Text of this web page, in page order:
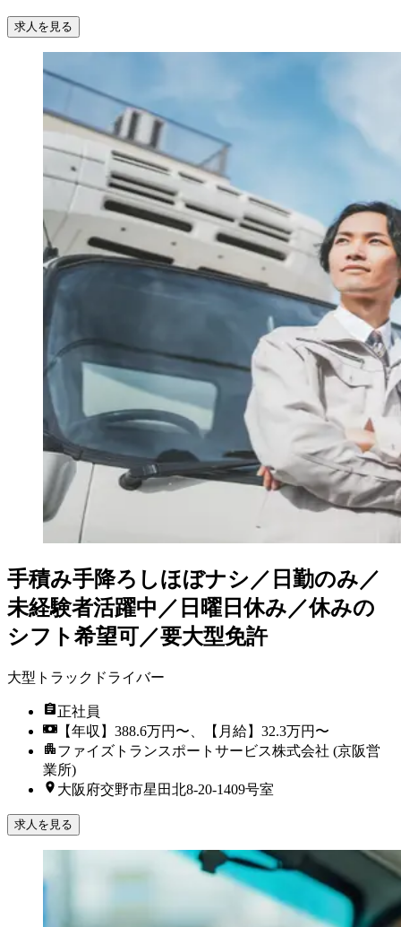
求人を見る
手積み手降ろしほぼナシ／日勤のみ／
未経験者活躍中／日曜日休み／休みの
シフト希望可／要大型免許
大型トラックドライバー
正社員
【年収】388.6万円〜、【月給】32.3万円〜
ファイズトランスポートサービス株式会社 (京阪営
業所)
大阪府交野市星田北8-20-1409号室
求人を見る